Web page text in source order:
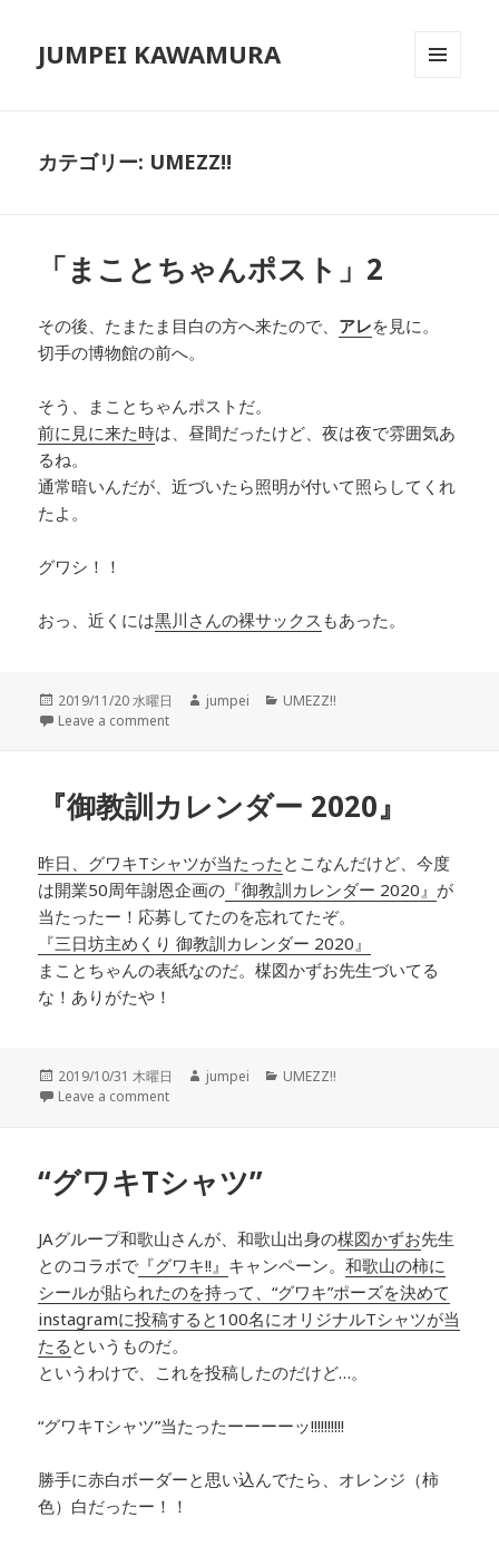
JUMPEI KAWAMURA
カテゴリー: UMEZZ!!
「まことちゃんポスト」2
その後、たまたま目白の方へ来たので、 アレを見に。
切手の博物館の前へ。
そう、まことちゃんポストだ。
前に見に来た時は、昼間だったけど、夜は夜で雰囲気あ
るね。
通常暗いんだが、近づいたら照明が付いて照らしてくれ
たよ。
グワシ！！
おっ、近くには黒川さんの裸サックス もあった。
投
稿
2019/11/20 水曜日
作
jumpei
カ
UMEZZ!!
Leave a comment
『御教訓カレンダー 2020』
昨日、グワキTシャツが当たった とこなんだけど、今度
は開業50周年謝恩企画の 『御教訓カレンダー 2020』 が
当たったー！応募してたのを忘れてたぞ。
『三日坊主めくり 御教訓カレンダー 2020』
まことちゃんの表紙なのだ。楳図かずお先生づいてる
な！ありがたや！
投
稿
2019/10/31 木曜日
作
jumpei
カ
UMEZZ!!
Leave a comment
“グワキTシャツ”
JAグループ和歌山さんが、和歌山出身の楳図かずお先生
とのコラボで 『グワキ!!』 キャンペーン。和歌山の柿に
シールが貼られたのを持って、“グワキ”ポーズを決めて
instagramに投稿すると100名にオリジナルTシャツが当
たる というものだ。
というわけで、これを投稿したのだけど…。
“グワキTシャツ”当たったーーーーッ!!!!!!!!!!
勝手に赤白ボーダーと思い込んでたら、オレンジ（柿
色）白だったー！！